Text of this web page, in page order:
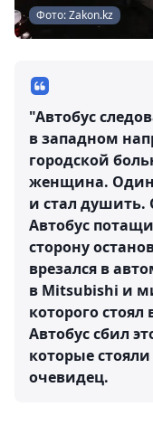
Фото: Zakon.kz
"Автобус
в западном
городской
женщина. Один
и стал душить.
Автобус
сторону
врезался в
в Mitsubishi и
которого
Автобус сбил
которые
очевидец.